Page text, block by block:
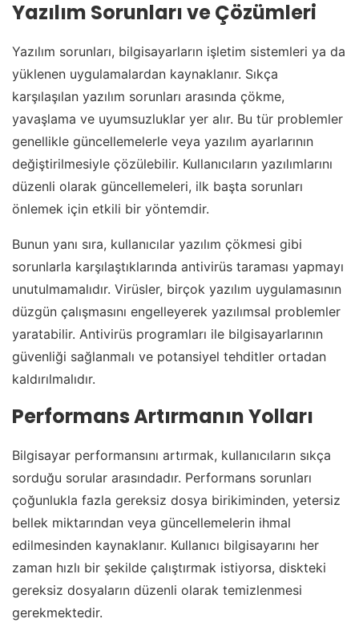
Yazılım Sorunları ve Çözümleri
Yazılım sorunları, bilgisayarların işletim sistemleri ya da
yüklenen uygulamalardan kaynaklanır. Sıkça
karşılaşılan yazılım sorunları arasında çökme,
yavaşlama ve uyumsuzluklar yer alır. Bu tür problemler
genellikle güncellemelerle veya yazılım ayarlarının
değiştirilmesiyle çözülebilir. Kullanıcıların yazılımlarını
düzenli olarak güncellemeleri, ilk başta sorunları
önlemek için etkili bir yöntemdir.
Bunun yanı sıra, kullanıcılar yazılım çökmesi gibi
sorunlarla karşılaştıklarında antivirüs taraması yapmayı
unutulmamalıdır. Virüsler, birçok yazılım uygulamasının
düzgün çalışmasını engelleyerek yazılımsal problemler
yaratabilir. Antivirüs programları ile bilgisayarlarının
güvenliği sağlanmalı ve potansiyel tehditler ortadan
kaldırılmalıdır.
Performans Artırmanın Yolları
Bilgisayar performansını artırmak, kullanıcıların sıkça
sorduğu sorular arasındadır. Performans sorunları
çoğunlukla fazla gereksiz dosya birikiminden, yetersiz
bellek miktarından veya güncellemelerin ihmal
edilmesinden kaynaklanır. Kullanıcı bilgisayarını her
zaman hızlı bir şekilde çalıştırmak istiyorsa, diskteki
gereksiz dosyaların düzenli olarak temizlenmesi
gerekmektedir.